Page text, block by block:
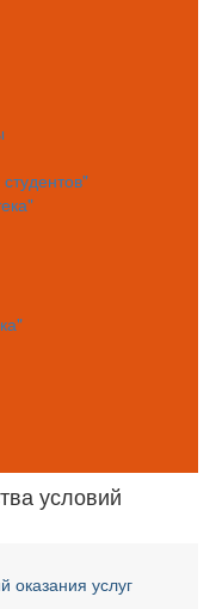
условий
оказания услуг